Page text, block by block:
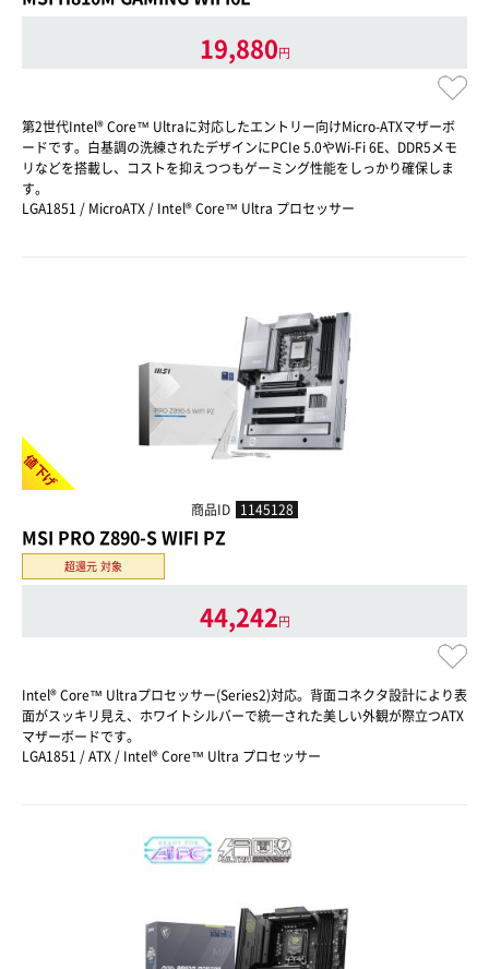
19,880円
第2世代Intel® Core™ Ultraに対応したエントリー向けMicro-ATXマザーボ
ードです。白基調の洗練されたデザインにPCIe 5.0やWi-Fi 6E、DDR5メモ
リなどを搭載し、コストを抑えつつもゲーミング性能をしっかり確保しま
す。
LGA1851 / MicroATX / Intel® Core™ Ultra プロセッサー
値下げ
商品ID 1145128
MSI PRO Z890-S WIFI PZ
超還元 対象
44,242円
Intel® Core™ Ultraプロセッサー(Series2)対応。背面コネクタ設計により表
面がスッキリ見え、ホワイトシルバーで統一された美しい外観が際立つATX
マザーボードです。
LGA1851 / ATX / Intel® Core™ Ultra プロセッサー